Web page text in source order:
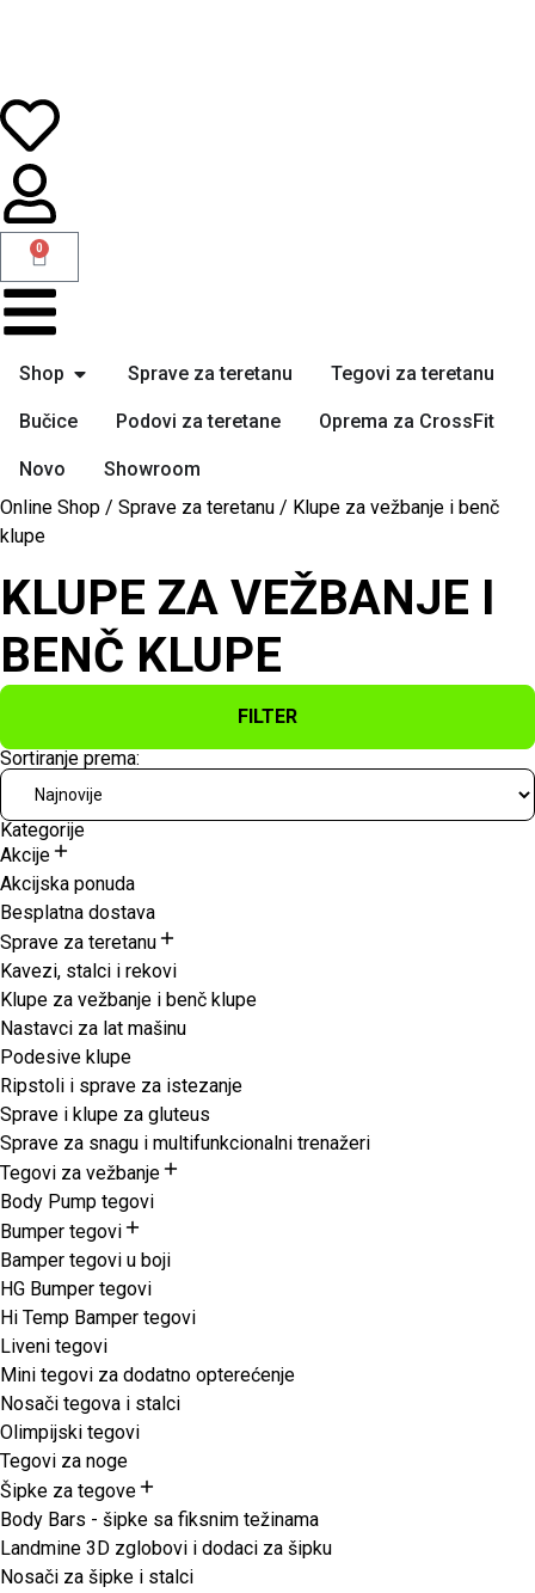
0
Shop Sprave za teretanu Tegovi za teretanu
Bučice Podovi za teretane Oprema za CrossFit
Novo
Showroom
Online Shop / Sprave za teretanu / Klupe za vežbanje i benč
klupe
KLUPE ZA VEŽBANJE I
BENČ KLUPE
FILTER
Sortiranje prema:
Kategorije
Akcije
Akcijska ponuda
Besplatna dostava
Sprave za teretanu
Kavezi, stalci i rekovi
Klupe za vežbanje i benč klupe
Nastavci za lat mašinu
Podesive klupe
Ripstoli i sprave za istezanje
Sprave i klupe za gluteus
Sprave za snagu i multifunkcionalni trenažeri
Tegovi za vežbanje
Body Pump tegovi
Bumper tegovi
Bamper tegovi u boji
HG Bumper tegovi
Hi Temp Bamper tegovi
Liveni tegovi
Mini tegovi za dodatno opterećenje
Nosači tegova i stalci
Olimpijski tegovi
Tegovi za noge
Šipke za tegove
Body Bars - šipke sa fiksnim težinama
Landmine 3D zglobovi i dodaci za šipku
Nosači za šipke i stalci